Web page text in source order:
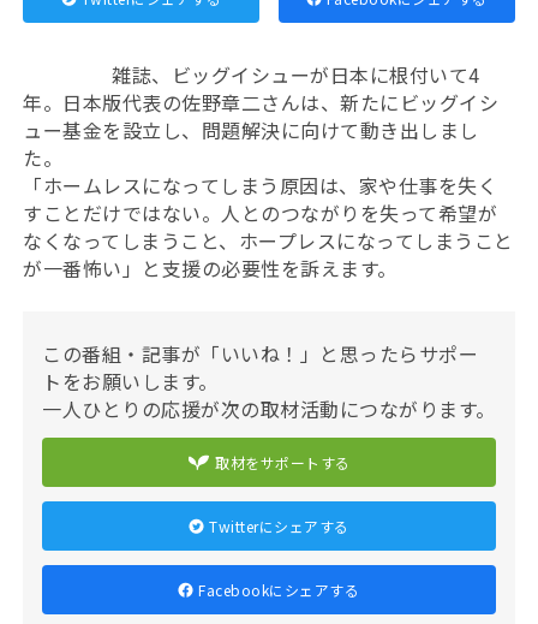
雑誌、ビッグイシューが日本に根付いて4
年。日本版代表の佐野章二さんは、新たにビッグイシ
ュー基金を設立し、問題解決に向けて動き出しまし
た。
「ホームレスになってしまう原因は、家や仕事を失く
すことだけではない。人とのつながりを失って希望が
なくなってしまうこと、ホープレスになってしまうこと
が一番怖い」と支援の必要性を訴えます。
この番組・記事が「いいね！」と思ったらサポー
トをお願いします。
一人ひとりの応援が次の取材活動につながります。
取材をサポートする
Twitterにシェアする
Facebookにシェアする